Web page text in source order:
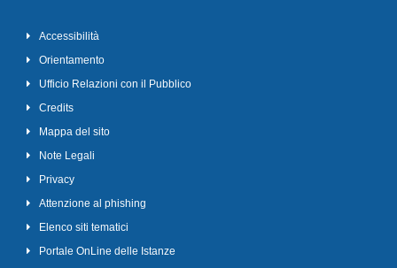
Accessibilità
Orientamento
Ufficio Relazioni con il Pubblico
Credits
Mappa del sito
Note Legali
Privacy
Attenzione al phishing
Elenco siti tematici
Portale OnLine delle Istanze